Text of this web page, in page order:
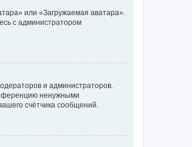
или «Загружаемая аватара».
с администратором
и администраторов.
ненужными
счётчика сообщений.